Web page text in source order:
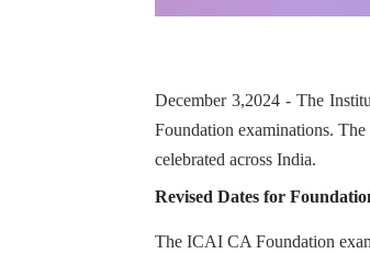
December 3,2024 - The
Foundation examinations.
celebrated across India.
Revised Dates for
The ICAI CA Foundation